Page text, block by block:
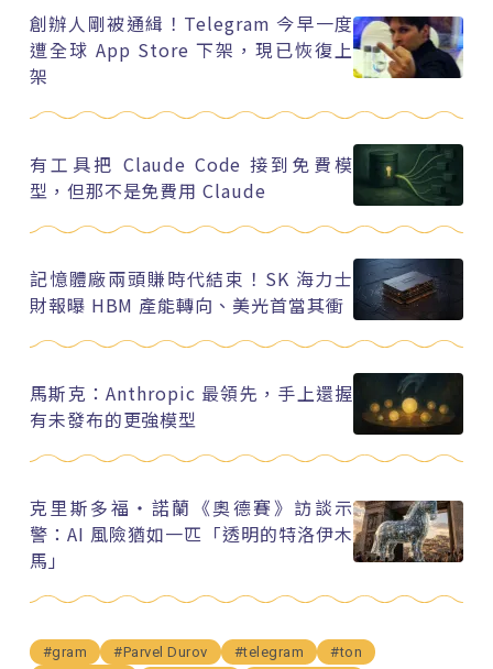
創辦人剛被通緝！Telegram 今早一度
遭全球 App Store 下架，現已恢復上
架
有工具把 Claude Code 接到免費模
型，但那不是免費用 Claude
記憶體廠兩頭賺時代結束！SK 海力士
財報曝 HBM 產能轉向、美光首當其衝
馬斯克：Anthropic 最領先，手上還握
有未發布的更強模型
克里斯多福・諾蘭《奧德賽》訪談示
警：AI 風險猶如一匹「透明的特洛伊木
馬」
#gram #Parvel Durov #telegram
#ton